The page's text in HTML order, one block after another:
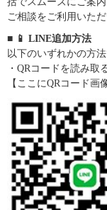
ご相談をご利用いただ
■ 📱 LINE追加方法
以下のいずれかの方
・QRコードを読み取
【ここにQRコード画